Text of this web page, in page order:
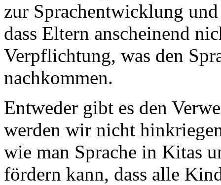
zur Sprachentwicklung
dass Eltern anscheinend
Verpflichtung, was den
nachkommen.
Entweder gibt es den
werden wir nicht
wie man Sprache in Kitas
fördern kann, dass alle